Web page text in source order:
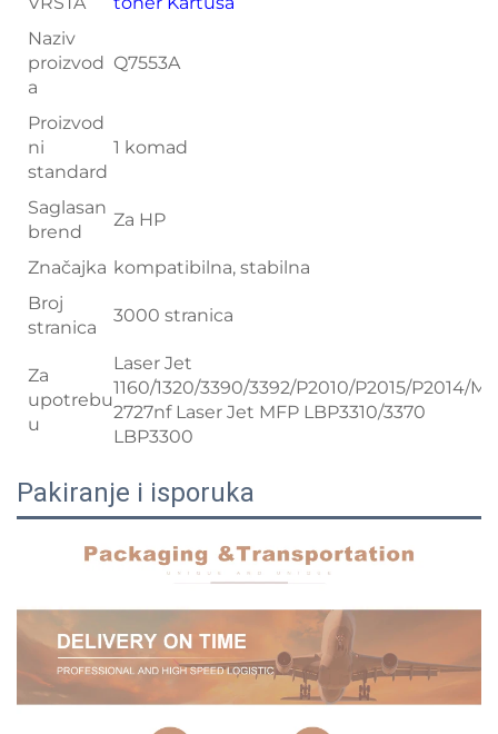
Naziv
proizvod
a
Q7553A
Proizvod
ni
standard
1 komad
Saglasan
brend
Za HP
Značajka kompatibilna, stabilna
Broj
stranica
3000 stranica
Za
upotrebu
u
Laser Jet
1160/1320/3390/3392/P2010/P2015/P2014/M
2727nf Laser Jet MFP LBP3310/3370
LBP3300
Pakiranje i isporuka